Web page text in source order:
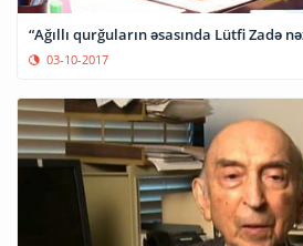
“Ağıllı qurğuların əsasında Lütfi Zadə
03-10-2017